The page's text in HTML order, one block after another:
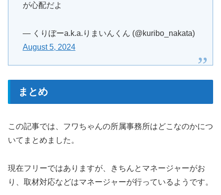
が心配だよ
— くりぼーa.k.a.りまいんくん (@kuribo_nakata)
August 5, 2024
まとめ
この記事では、フワちゃんの所属事務所はどこなのかにつ
いてまとめました。
現在フリーではありますが、きちんとマネージャーがお
り、取材対応などはマネージャーが行っているようです。